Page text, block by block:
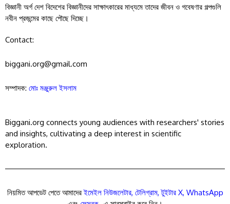
বিজ্ঞানী অর্গ দেশ বিদেশের বিজ্ঞানীদের সাক্ষাৎকারের মাধ্যমে তাদের জীবন ও গবেষণার গল্পগুলি
নবীন প্রজন্মের কাছে পৌছে দিচ্ছে।
Contact:
biggani.org@gmail.com
সম্পাদক: মোঃ মঞ্জুরুল ইসলাম
Biggani.org connects young audiences with researchers' stories
and insights, cultivating a deep interest in scientific
exploration.
নিয়মিত আপডেট পেতে আমাদেরইমেইল নিউজলেটার, টেলিগ্রাম,টুইটার X, WhatsApp